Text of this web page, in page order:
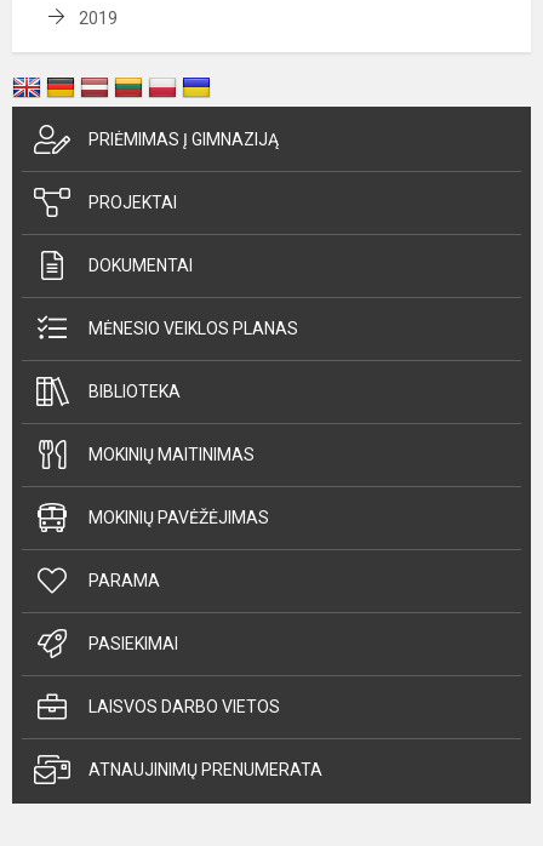
2019
PRIĖMIMAS Į GIMNAZIJĄ
PROJEKTAI
DOKUMENTAI
MĖNESIO VEIKLOS PLANAS
BIBLIOTEKA
MOKINIŲ MAITINIMAS
MOKINIŲ PAVĖŽĖJIMAS
PARAMA
PASIEKIMAI
LAISVOS DARBO VIETOS
ATNAUJINIMŲ PRENUMERATA